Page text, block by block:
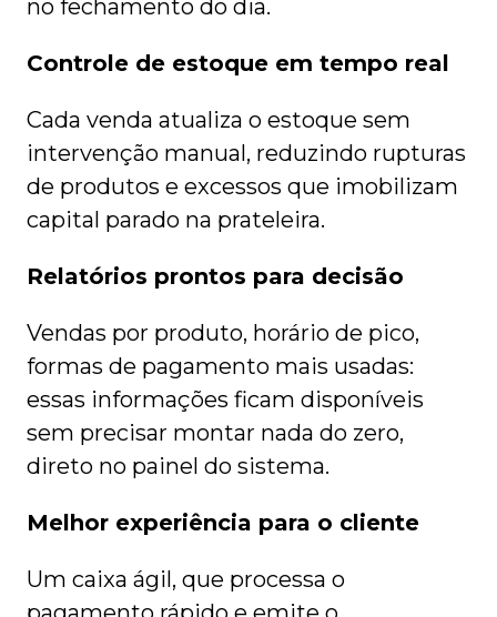
no fechamento do dia.
Controle de estoque em tempo real
Cada venda atualiza o estoque sem
intervenção manual, reduzindo rupturas
de produtos e excessos que imobilizam
capital parado na prateleira.
Relatórios prontos para decisão
Vendas por produto, horário de pico,
formas de pagamento mais usadas:
essas informações ficam disponíveis
sem precisar montar nada do zero,
direto no painel do sistema.
Melhor experiência para o cliente
Um caixa ágil, que processa o